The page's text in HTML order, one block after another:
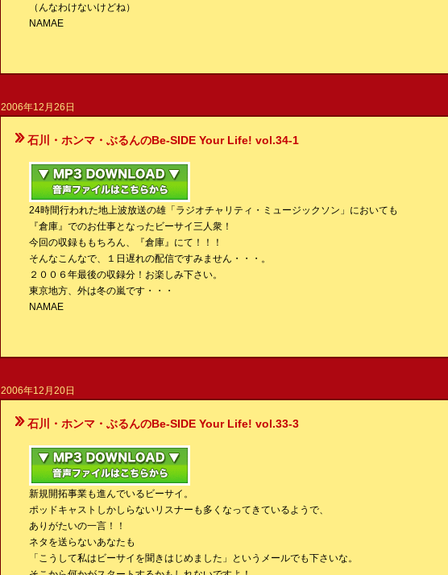
（んなわけないけどね）
NAMAE
2006年12月26日
石川・ホンマ・ぶるんのBe-SIDE Your Life! vol.34-1
24時間行われた地上波放送の雄「ラジオチャリティ・ミュージックソン」においても
『倉庫』でのお仕事となったビーサイ三人衆！
今回の収録ももちろん、『倉庫』にて！！！
そんなこんなで、１日遅れの配信ですみません・・・。
２００６年最後の収録分！お楽しみ下さい。
東京地方、外は冬の嵐です・・・
NAMAE
2006年12月20日
石川・ホンマ・ぶるんのBe-SIDE Your Life! vol.33-3
新規開拓事業も進んでいるビーサイ。
ポッドキャストしかしらないリスナーも多くなってきているようで、
ありがたいの一言！！
ネタを送らないあなたも
「こうして私はビーサイを聞きはじめました」というメールでも下さいな。